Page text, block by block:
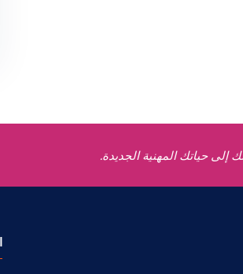
إلى حياتك المهنية الجديدة.